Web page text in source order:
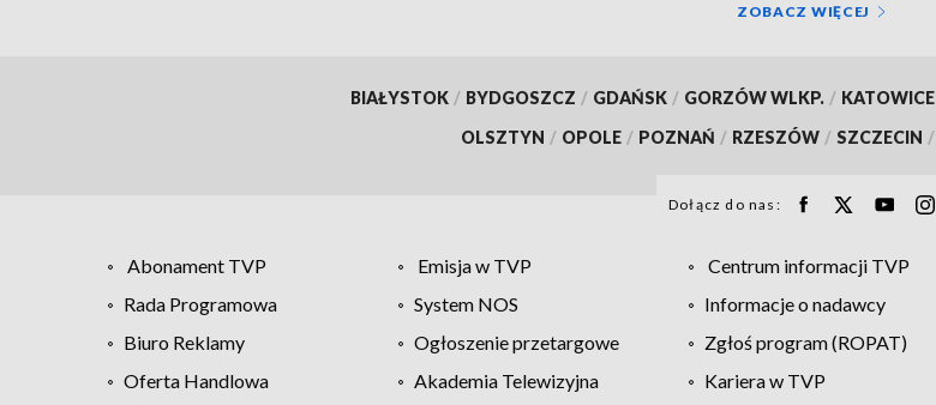
ZOBACZ WIĘCEJ
BIAŁYSTOK / BYDGOSZCZ / GDAŃSK / GORZÓW WLKP. / KATOWICE
OLSZTYN / OPOLE / POZNAŃ / RZESZÓW / SZCZECIN /
Dołącz do nas:
Abonament TVP Emisja w TVP Centrum informacji TVP
Rada Programowa
System NOS Informacje o nadawcy
Biuro Reklamy
Ogłoszenie przetargowe Zgłoś program (ROPAT)
Oferta Handlowa
Akademia Telewizyjna Kariera w TVP